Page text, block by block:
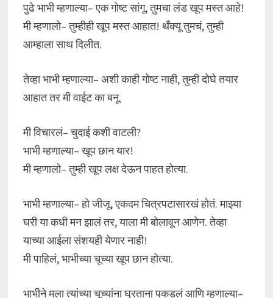
पुढे भाभी म्हणाल्या– एक गोष्ट सांगू, तुमचा लंड खूप मस्त आहे!
मी म्हणालो– तुम्हीही खूप मस्त आहात! थँक्यू तुमचं, तुम्ही
आम्हाला साथ दिलीत.
तेव्हा भाभी म्हणाल्या– अशी काही गोष्ट नाही, तुम्ही दोघे तयार
आहात तर मी वाईट का बनू.
मी विचारलं– चुदाई कशी वाटली?
भाभी म्हणाल्या– खूप छान यार!
मी म्हणालो– तुम्ही खूप लक्ष देऊन पाहत होत्या.
भाभी म्हणाल्या– हो जीजू, एकदम चित्रपटासारखं होतं. माझ्या
घरी या कधी मन झालं तर, याला मी बोलावून आणेन. तेव्हा
याच्या आईला संशयही येणार नाही!
मी पाहिलं, भाभीच्या चूच्या खूप छान होत्या.
भाभीने मला त्यांच्या चूच्यांना घुरताना पकडलं आणि म्हणाल्या–